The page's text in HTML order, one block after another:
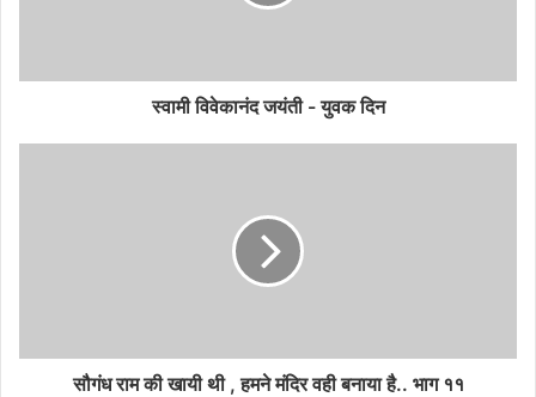
स्वामी विवेकानंद जयंती - युवक दिन
सौगंध राम की खायी थी , हमने मंदिर वही बनाया है.. भाग ११